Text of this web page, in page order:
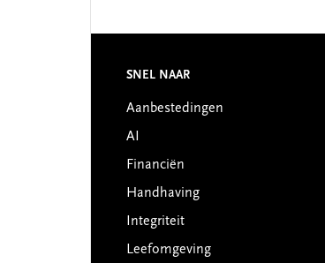
Footer
SNEL NAAR
Aanbestedingen
AI
Financiën
Handhaving
Integriteit
Leefomgeving